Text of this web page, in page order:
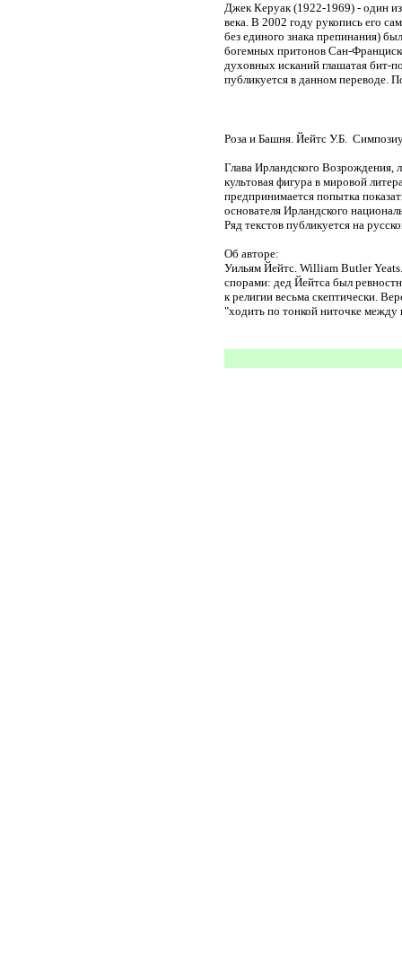
Джек Керуак (1922-1969) - один
века. В 2002 году рукопись его
без единого знака препинания)
богемных притонов Сан-
духовных исканий глашатая бит-
публикуется в данном переводе.
Роза и Башня. Йейтс У.Б.
Глава Ирландского Возрождения,
культовая фигура в мировой
предпринимается попытка
основателя Ирландского
Ряд текстов публикуется на
Об авторе:
Уильям Йейтс. William Butler
спорами: дед Йейтса был
к религии весьма скептически.
"ходить по тонкой ниточке между